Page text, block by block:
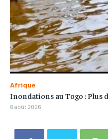
Afrique
Inondations au Togo : Plus
6 août 2026